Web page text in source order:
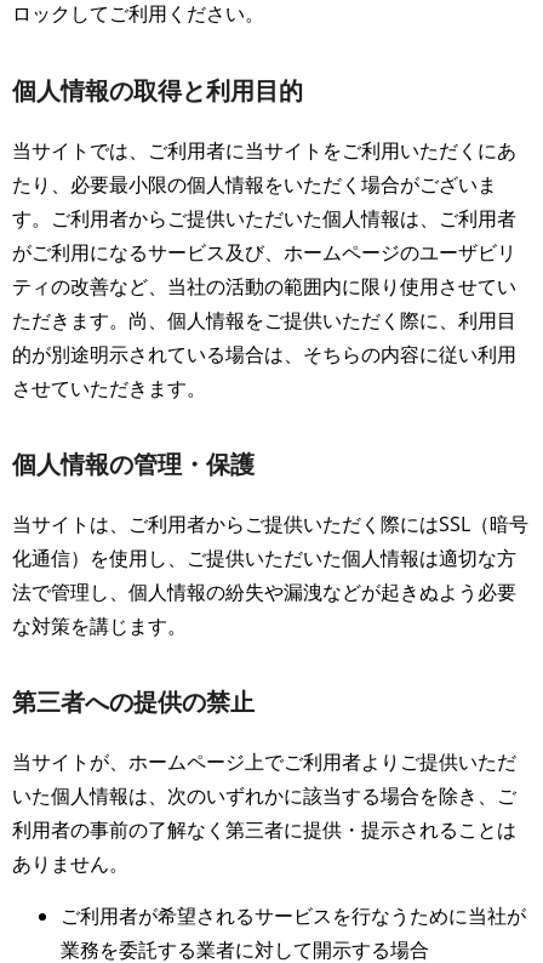
ロックしてご利用ください。
個人情報の取得と利用目的
当サイトでは、ご利用者に当サイトをご利用いただくにあ
たり、必要最小限の個人情報をいただく場合がございま
す。ご利用者からご提供いただいた個人情報は、ご利用者
がご利用になるサービス及び、ホームページのユーザビリ
ティの改善など、当社の活動の範囲内に限り使用させてい
ただきます。尚、個人情報をご提供いただく際に、利用目
的が別途明示されている場合は、そちらの内容に従い利用
させていただきます。
個人情報の管理・保護
当サイトは、ご利用者からご提供いただく際にはSSL（暗号
化通信）を使用し、ご提供いただいた個人情報は適切な方
法で管理し、個人情報の紛失や漏洩などが起きぬよう必要
な対策を講じます。
第三者への提供の禁止
当サイトが、ホームページ上でご利用者よりご提供いただ
いた個人情報は、次のいずれかに該当する場合を除き、ご
利用者の事前の了解なく第三者に提供・提示されることは
ありません。
ご利用者が希望されるサービスを行なうために当社が
業務を委託する業者に対して開示する場合